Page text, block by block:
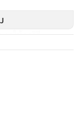
ยาให้ถูกวิธี